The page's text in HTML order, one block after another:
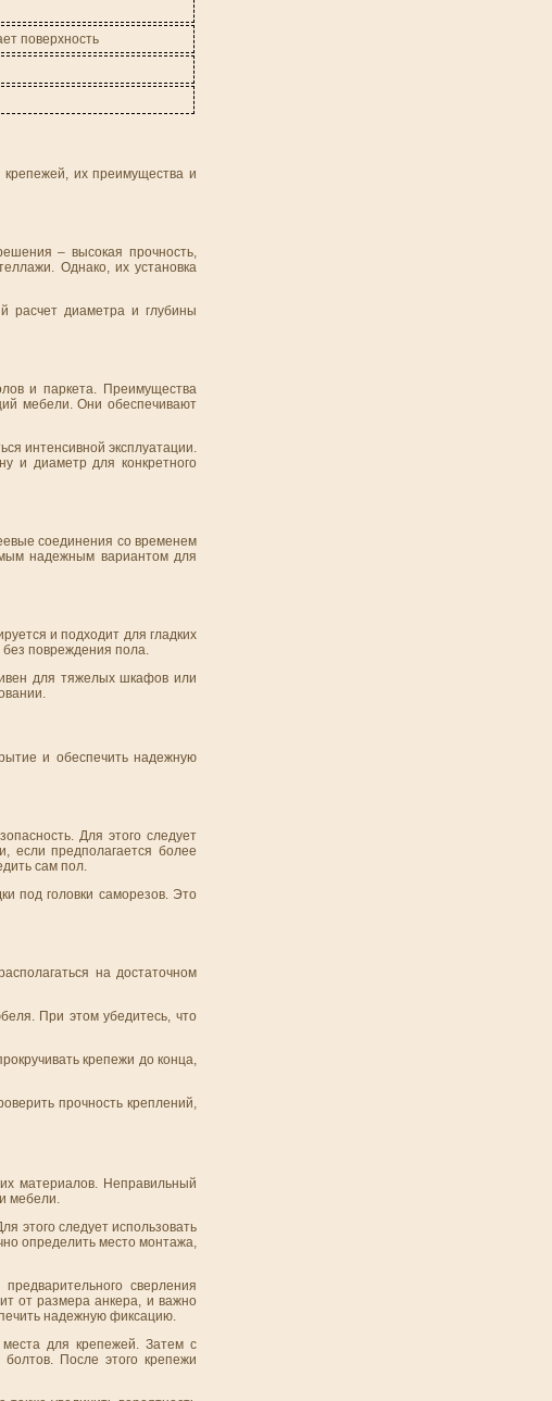
поверхность
их преимущества и
– высокая прочность,
Однако, их установка
расчет диаметра и глубины
и паркета. Преимущества
мебели. Они обеспечивают
интенсивной эксплуатации.
и диаметр для конкретного
соединения со временем
надежным вариантом для
и подходит для гладких
повреждения пола.
для тяжелых шкафов или
и обеспечить надежную
Для этого следует
если предполагается более
сам пол.
под головки саморезов. Это
на достаточном
При этом убедитесь, что
крепежи до конца,
прочность креплений,
материалов. Неправильный
мебели.
этого следует использовать
определить место монтажа,
сверления
от размера анкера, и важно
надежную фиксацию.
места для крепежей. Затем с
После этого крепежи